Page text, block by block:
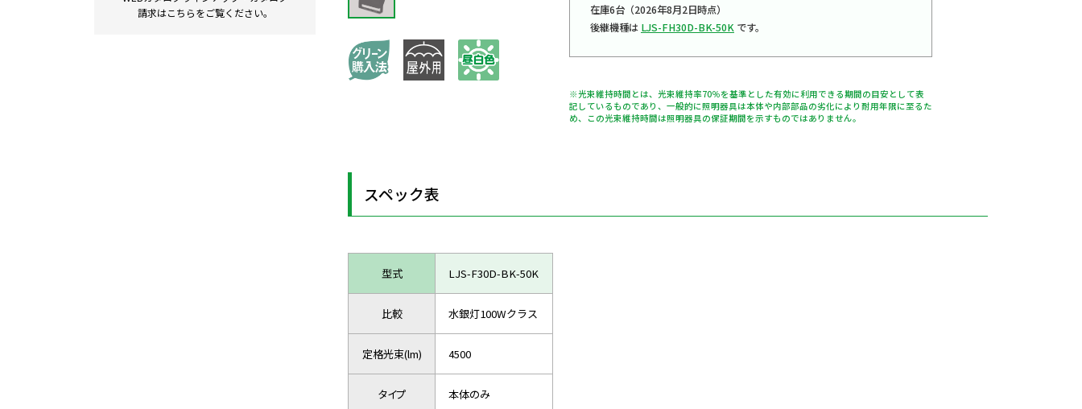
請求はこちらをご覧ください。
在庫6台（2026年8月2日時点）
後継機種は LJS-FH30D-BK-50Kです。
※光束維持時間とは、光束維持率70％を基準とした有効に利用できる期間の目安として表
記しているものであり、一般的に照明器具は本体や内部部品の劣化により耐用年限に至るた
め、この光束維持時間は照明器具の保証期間を示すものではありません。
スペック表
型式 LJS-F30D-BK-50K
比較 水銀灯100Wクラス
定格光束(lm) 4500
タイプ 本体のみ